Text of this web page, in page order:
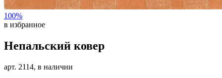
100%
в избранное
Непальский ковер
арт. 2114, в наличии